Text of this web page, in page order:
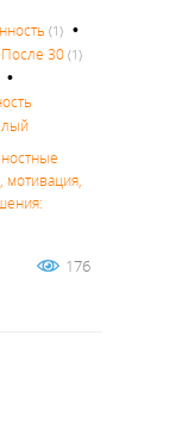
(1) •
30 (1)
•
мотивация,
176